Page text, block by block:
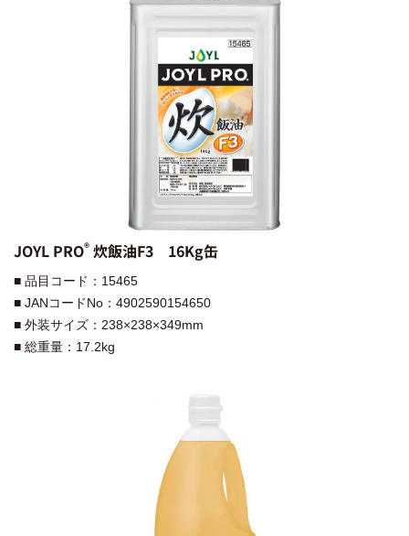
JOYL PRO®︎ 炊飯油F3 16Kg缶
■ 品目コード：15465
■ JANコードNo：4902590154650
■ 外装サイズ：238×238×349mm
■ 総重量：17.2kg